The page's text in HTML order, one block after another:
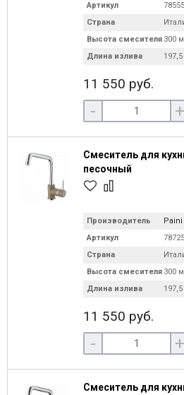
Артикул
Страна
Высота смесителя 300
Длина излива
11 550 руб.
- +
Смеситель для
песочный
Производитель
Paini
Артикул
Страна
Высота смесителя 300
Длина излива
197,5
11 550 руб.
- +
Смеситель для